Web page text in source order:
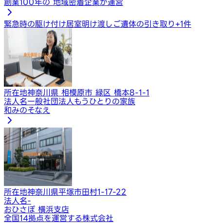
創業100年の 地域密着企業が運営
緊急時の駆け付け居室明け渡し ご遺体の引き取り+1件
所在地神奈川県 相模原市 緑区 橋本8-1-1
法人名一般社団法人もうひとりの家族
和みのそなえ
所在地神奈川県平塚市田村1-17-22
法人名-
おひさぽ 横浜支店
全国14拠点を運営する株式会社